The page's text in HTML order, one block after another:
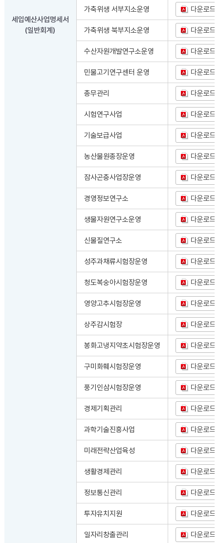
세입예산사업명세서
(일반회계)
가축위생 서부지소운영 다운로드
가축위생 북부지소운영 다운로드
수산자원개발연구소운영 다운로드
민물고기연구센터 운영 다운로드
총무관리 다운로드
시험연구사업 다운로드
기술보급사업 다운로드
농산물원종장운영 다운로드
잠사곤충사업장운영 다운로드
경영정보연구소 다운로드
생물자원연구소운영 다운로드
신물질연구소 다운로드
성주과채류시험장운영 다운로드
청도복숭아시험장운영 다운로드
영양고추시험장운영 다운로드
상주감시험장 다운로드
봉화고냉지약초시험장운영 다운로드
구미화훼시험장운영 다운로드
풍기인삼시험장운영 다운로드
경제기획관리 다운로드
과학기술진흥사업 다운로드
미래전략산업육성 다운로드
생활경제관리 다운로드
정보통신관리 다운로드
투자유치지원 다운로드
일자리창출관리 다운로드